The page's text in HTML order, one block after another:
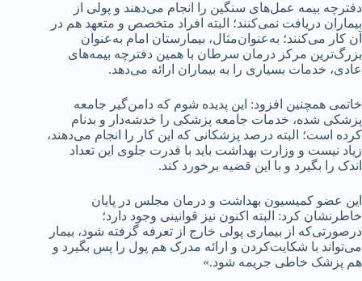
دفترچه بیمه عمل‌های سنگین را انجام می‌دهند و پولی از
بیماران دریافت نمی‌کنند؛ البته افراد متخصص و متعهد هم در
آن کار می‌کنند؛ به‌عنوان‌مثال، بیمارستان امام به‌عنوان
بزرگ‌ترین مرکز درمان سرطان با همین دفترچه بیمه‌های
عادی، خدمات بسیاری را به بیماران ارائه می‌دهد.
خاتمی همچنین افزود: این پدیده شوم که دامن‌گیر جامعه
پزشکی شده، خدمات جامعه پزشکی را خدشه‌دار و بدنام
کرده است؛ البته درصد پزشکانی که این کار را انجام می‌دهند،
زیاد نیست و وزارت بهداشت باید با قدرت جلوی این تعداد
اندک را بگیرد و با این قضیه برخورد کند.
این عضو کمیسیون بهداشت و درمان مجلس در پایان
خاطرنشان کرد: البته اکنون نیز قوانینی وجود دارد؛
درصورتی‌که از بیماری پولی خارج از تعرفه گرفته شود، بیمار
می‌تواند با شکایت‌کردن و ارائه مدرک هم پول را پس بگیرد و
هم پزشک خاطی جریمه شود.»